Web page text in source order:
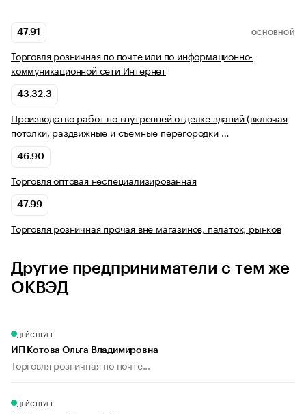
47.91 ОСНОВНОЙ
Торговля розничная по почте или по информационно-
коммуникационной сети Интернет
43.32.3
Производство работ по внутренней отделке зданий (включая
потолки, раздвижные и съемные перегородки …
46.90
Торговля оптовая неспециализированная
47.99
Торговля розничная прочая вне магазинов, палаток, рынков
Другие предприниматели с тем же
ОКВЭД
ДЕЙСТВУЕТ
ИП Котова Ольга Владимировна
Торговля розничная по почте...
ДЕЙСТВУЕТ